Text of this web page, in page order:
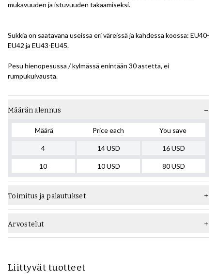
mukavuuden ja istuvuuden takaamiseksi.
Sukkia on saatavana useissa eri väreissä ja kahdessa koossa: EU40-
EU42 ja EU43-EU45.
Pesu hienopesussa / kylmässä enintään 30 astetta, ei
rumpukuivausta.
Määrän alennus
Määrä Price each You save
4
10
14 USD
10 USD
16USD
80USD
Toimitus ja palautukset
Arvostelut
Liittyvät tuotteet